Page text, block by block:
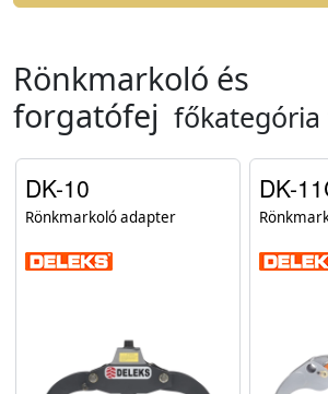
Rönkmarkoló és
forgatófej
DK-10
Rönkmarkoló adapter
DK-